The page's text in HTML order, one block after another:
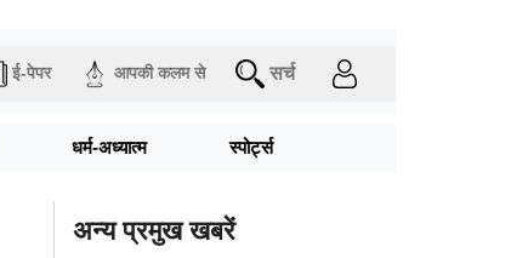
ई-पेपर आपकी कलम से सर्च
धर्म-अध्यात्म स्पोर्ट्स
अन्य प्रमुख खबरें